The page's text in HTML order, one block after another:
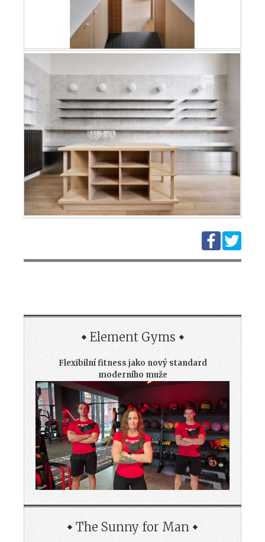
Element Gyms
Flexibilní fitness jako nový standard
moderního muže
The Sunny for Man